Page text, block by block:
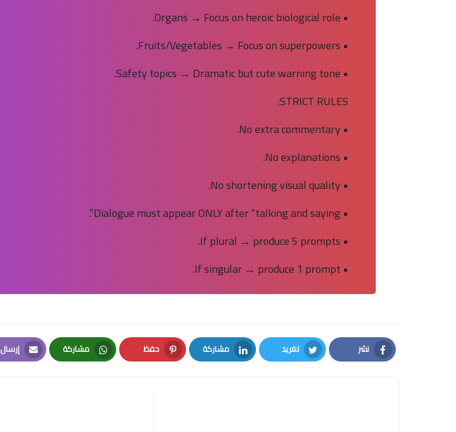
• Organs → Focus on heroic biological role.
• Fruits/Vegetables → Focus on superpowers.
• Safety topics → Dramatic but cute warning tone.
STRICT RULES:
• No extra commentary.
• No explanations.
• No shortening visual quality.
• Dialogue must appear ONLY after “talking and saying”.
• If plural → produce 5 prompts.
• If singular → produce 1 prompt.
نشر
Facebook
تغريد
Twitter
مشاركة
LinkedIn
حفظ
Pinterest
مشاركة
Whatsapp
إرسال
Email